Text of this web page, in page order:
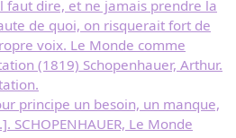
faut dire, et ne jamais prendre la
de quoi, on risquerait fort de
voix. Le Monde comme
(1819) Schopenhauer, Arthur.
principe un besoin, un manque,
SCHOPENHAUER, Le Monde